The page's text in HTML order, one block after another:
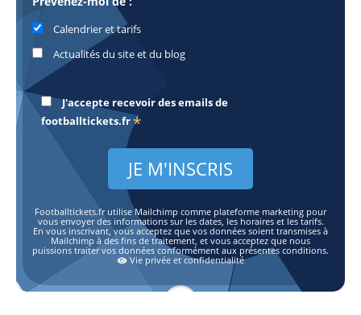
Calendrier et tarifs
Actualités du site et du blog
J'accepte recevoir des emails de
footballtickets.fr*
Footballtickets.fr utilise Mailchimp comme plateforme marketing pour
vous envoyer des informations sur les dates, les horaires et les tarifs.
En vous inscrivant, vous acceptez que vos données soient transmises à
Mailchimp à des fins de traitement, et vous acceptez que nous
puissions traiter vos données conformément aux présentes conditions.
Vie privée et confidentialité